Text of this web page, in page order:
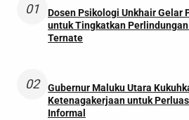
01
Dosen Psikologi Unkhair Gelar
untuk Tingkatkan Perlindungan
Ternate
02
Gubernur Maluku Utara
Ketenagakerjaan untuk
Informal